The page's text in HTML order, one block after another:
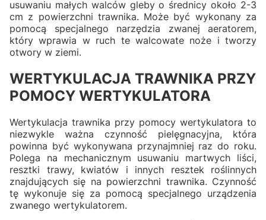
usuwaniu małych walców gleby o średnicy około 2-3
cm z powierzchni trawnika. Może być wykonany za
pomocą specjalnego narzędzia zwanej aeratorem,
który wprawia w ruch te walcowate noże i tworzy
otwory w ziemi.
WERTYKULACJA TRAWNIKA PRZY
POMOCY WERTYKULATORA
Wertykulacja trawnika przy pomocy wertykulatora to
niezwykle ważna czynność pielęgnacyjna, która
powinna być wykonywana przynajmniej raz do roku.
Polega na mechanicznym usuwaniu martwych liści,
resztki trawy, kwiatów i innych resztek roślinnych
znajdujących się na powierzchni trawnika. Czynność
tę wykonuje się za pomocą specjalnego urządzenia
zwanego wertykulatorem.